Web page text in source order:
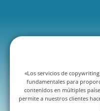
«Los servicios de
fundamentales para
contenidos en múltiples
permite a nuestros clientes